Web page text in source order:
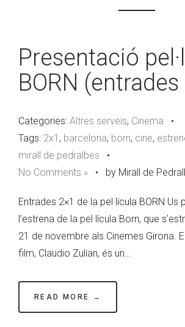
Presentació
BORN (entrades
Categories: Altres serveis, Cinema •
Tags: 2x1 , barcelona, born, cine,
mirall de pedralbes •
No Comments » • by Mirall de
Entrades 2×1 de la pel·lícula BORN Us
l’estrena de la pel·lícula Born, que
21 de novembre als Cinemes Girona.
film, Claudio Zulian, és un…
READ MORE →